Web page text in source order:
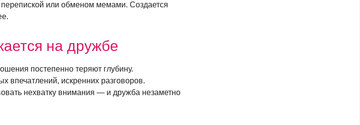
или обменом мемами. Создается
на дружбе
постепенно теряют глубину.
впечатлений, искренних разговоров.
нехватку внимания — и дружба незаметно